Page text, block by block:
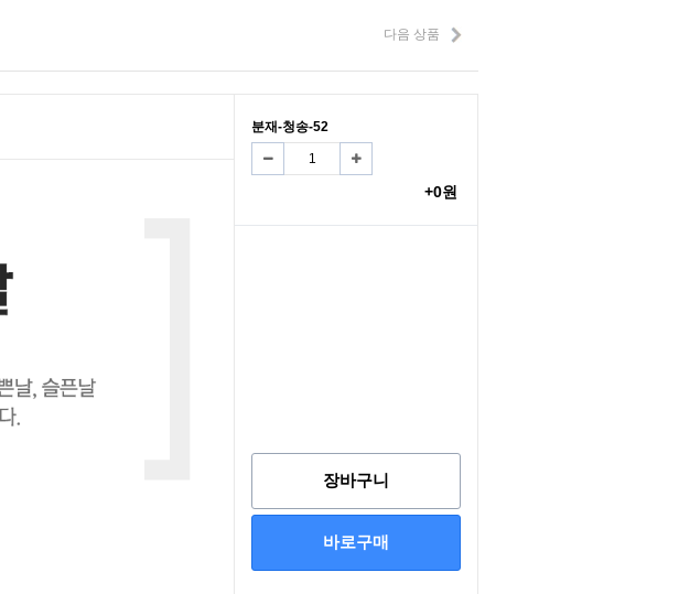
다음 상품
분재-청송-52
+0원
장바구니
바로구매